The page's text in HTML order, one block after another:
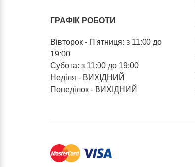
ГРАФІК РОБОТИ
Вівторок - П'ятниця: з 11:00 до
19:00
Субота: з 11:00 до 19:00
Неділя - ВИХІДНИЙ
Понеділок - ВИХІДНИЙ